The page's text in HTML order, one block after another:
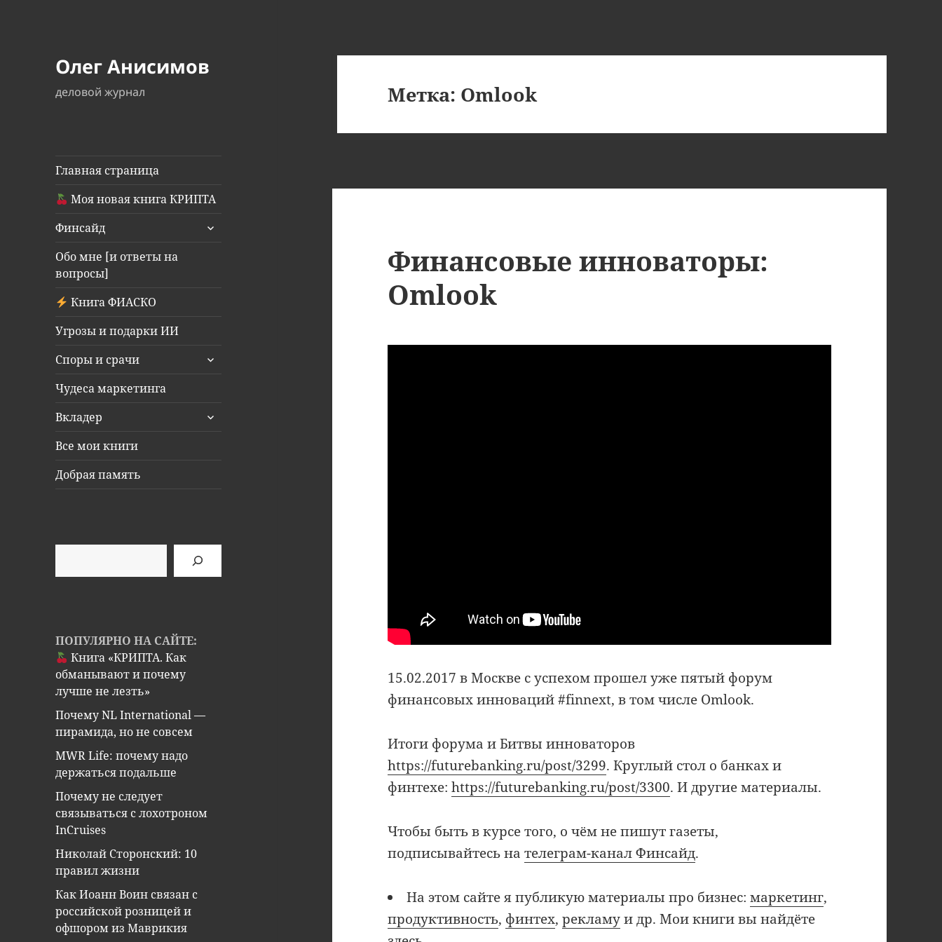
Олег Анисимов
деловой журнал
Главная страница
Моя новая книга КРИПТА
Финсайд
раскрыть
Обо мне [и ответы на
вопросы]
Книга ФИАСКО
Угрозы и подарки ИИ
Споры и срачи
раскрыть
Чудеса маркетинга
Вкладер
раскрыть
Все мои книги
Добрая память
ПОПУЛЯРНО НА САЙТЕ:
Книга «КРИПТА. Как
обманывают и почему
лучше не лезть»
Почему NL International —
пирамида, но не совсем
MWR Life: почему надо
держаться подальше
Почему не следует
связываться с лохотроном
InCruises
Николай Сторонский: 10
правил жизни
Как Иоанн Воин связан с
российской розницей и
офшором из Маврикия
Метка: Omlook
Финансовые инноваторы:
Omlook
15.02.2017 в Москве с успехом прошел уже пятый форум
финансовых инноваций #finnext, в том числе Omlook.
Итоги форума и Битвы инноваторов
https://futurebanking.ru/post/3299. Круглый стол о банках и
финтехе:https://futurebanking.ru/post/3300. И другие материалы.
Чтобы быть в курсе того, о чём не пишут газеты,
подписывайтесь нателеграм-канал Финсайд.
На этом сайте я публикую материалы про бизнес:маркетинг,
продуктивность, финтех,рекламуи др. Мои книги вы найдёте